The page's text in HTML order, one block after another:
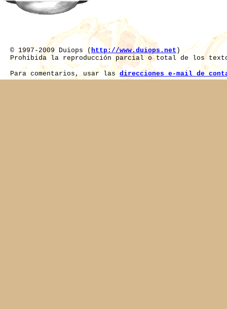
© 1997-2009 Duiops (http://www.duiops.net )
Prohibida la reproducción parcial o total de los
Para comentarios, usar lasdirecciones e-mail de